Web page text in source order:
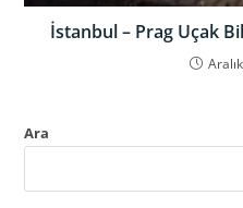
İstanbul – Prag Uçak
Ara